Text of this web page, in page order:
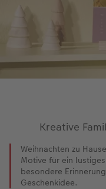
Kreative
Weihnachten zu
Motive für ein
besondere
Geschenkidee.